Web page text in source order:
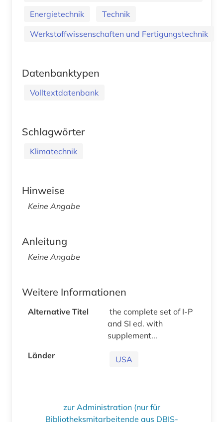
Energietechnik
Technik
Werkstoffwissenschaften und Fertigungstechnik
Datenbanktypen
Volltextdatenbank
Schlagwörter
Klimatechnik
Hinweise
Keine Angabe
Anleitung
Keine Angabe
Weitere Informationen
Alternative Titel
the complete set of I-P
and SI ed. with
supplement...
Länder
USA
zur Administration (nur für
Bibliotheksmitarbeitende aus DBIS-